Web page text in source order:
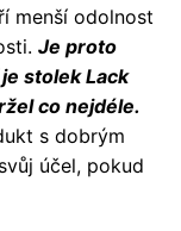
menší odolnost
Je proto
stolek Lack
co nejdéle.
s dobrým
účel, pokud